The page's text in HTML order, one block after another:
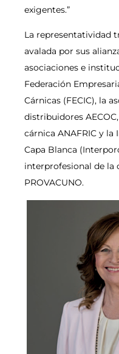
exigentes.”
La representatividad
avalada por sus
asociaciones e
Federación
Cárnicas (FECIC), la
distribuidores
cárnica ANAFRIC y
Capa Blanca
interprofesional de la
PROVACUNO.